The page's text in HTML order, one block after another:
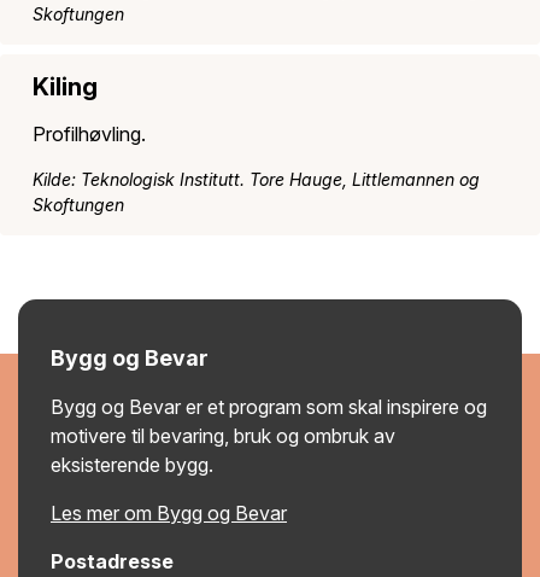
Skoftungen
Kiling
Profilhøvling.
Kilde: Teknologisk Institutt. Tore Hauge, Littlemannen og
Skoftungen
Bygg og Bevar
Bygg og Bevar er et program som skal inspirere og
motivere til bevaring, bruk og ombruk av
eksisterende bygg.
Les mer om Bygg og Bevar
Postadresse